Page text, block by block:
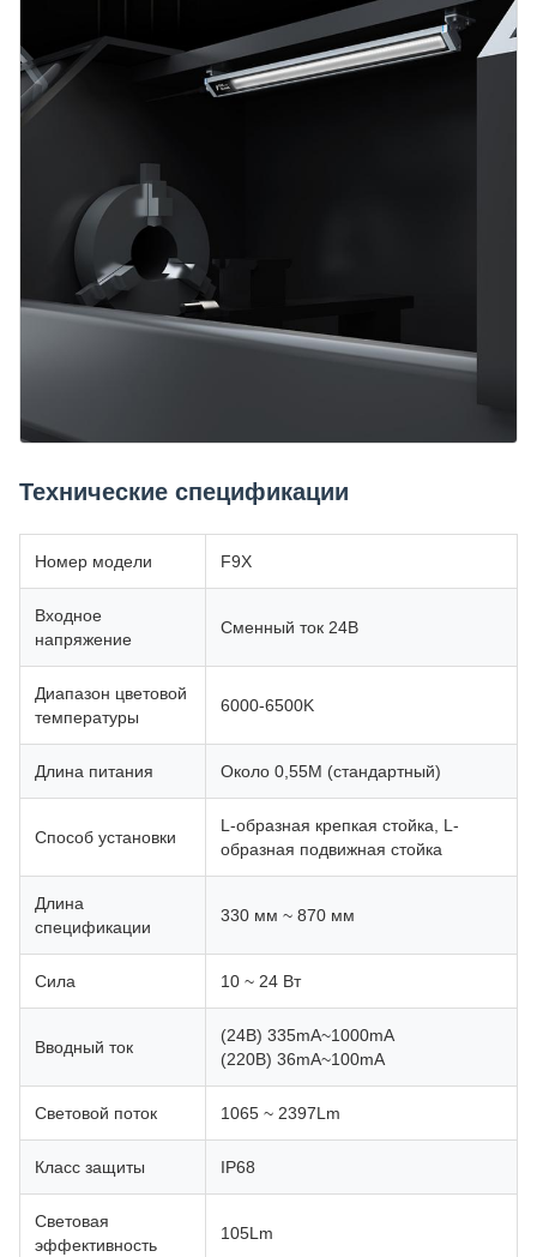
Технические спецификации
Номер модели F9X
Входное
напряжение
Сменный ток 24В
Диапазон цветовой
температуры
6000-6500K
Длина питания Около 0,55M (стандартный)
Способ установки
L-образная крепкая стойка, L-
образная подвижная стойка
Длина
спецификации
330 мм ~ 870 мм
Сила 10 ~ 24 Вт
Вводный ток
(24В) 335mA~1000mA
(220В) 36mA~100mA
Световой поток 1065 ~ 2397Lm
Класс защиты IP68
Световая
эффективность
105Lm